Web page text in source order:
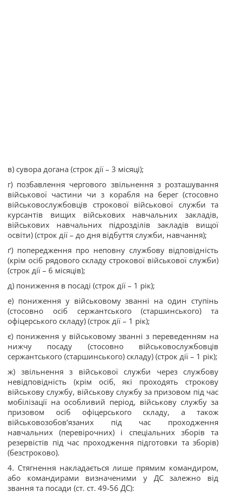
в) сувора догана (строк дії – 3 місяці);
г) позбавлення чергового звільнення з розташування
військової частини чи з корабля на берег (стосовно
військовослужбовців строкової військової служби та
курсантів вищих військових навчальних закладів,
військових навчальних підрозділів закладів вищої
освіти) (строк дії – до дня відбуття служби, навчання);
ґ) попередження про неповну службову відповідність
(крім осіб рядового складу строкової військової служби)
(строк дії – 6 місяців);
д) пониження в посаді (строк дії – 1 рік);
е) пониження у військовому званні на один ступінь
(стосовно осіб сержантського (старшинського) та
офіцерського складу) (строк дії – 1 рік);
є) пониження у військовому званні з переведенням на
нижчу посаду (стосовно військовослужбовців
сержантського (старшинського) складу) (строк дії – 1 рік);
ж) звільнення з військової служби через службову
невідповідність (крім осіб, які проходять строкову
військову службу, військову службу за призовом під час
мобілізації на особливий період, військову службу за
призовом осіб офіцерського складу, а також
військовозобов’язаних під час проходження
навчальних (перевірочних) і спеціальних зборів та
резервістів під час проходження підготовки та зборів)
(безстроково).
4. Стягнення накладається лише прямим командиром,
або командирами визначеними у ДС залежно від
звання та посади (ст. ст. 49-56 ДС):